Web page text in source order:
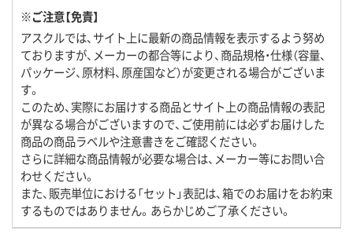
※ご注意【免責】
アスクルでは、サイト上に最新の商品情報を表示するよう努め
ておりますが、メーカーの都合等により、商品規格・仕様（容量、
パッケージ、原材料、原産国など）が変更される場合がございま
す。
このため、実際にお届けする商品とサイト上の商品情報の表記
が異なる場合がございますので、ご使用前には必ずお届けした
商品の商品ラベルや注意書きをご確認ください。
さらに詳細な商品情報が必要な場合は、メーカー等にお問い合
わせください。
また、販売単位における「セット」表記は、箱でのお届けをお約束
するものではありません。あらかじめご了承ください。